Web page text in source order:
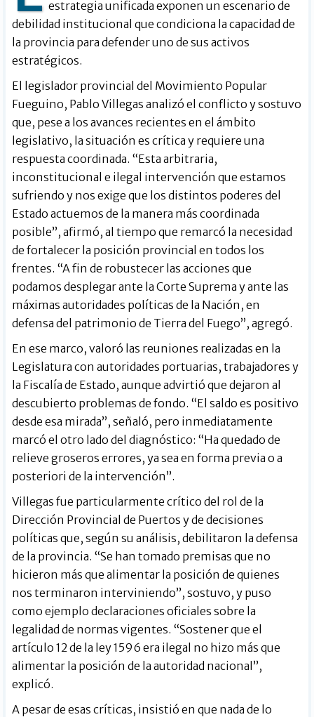
estrategia unificada exponen un escenario de
debilidad institucional que condiciona la capacidad de
la provincia para defender uno de sus activos
estratégicos.
El legislador provincial del Movimiento Popular
Fueguino, Pablo Villegas analizó el conflicto y sostuvo
que, pese a los avances recientes en el ámbito
legislativo, la situación es crítica y requiere una
respuesta coordinada. “Esta arbitraria,
inconstitucional e ilegal intervención que estamos
sufriendo y nos exige que los distintos poderes del
Estado actuemos de la manera más coordinada
posible”, afirmó, al tiempo que remarcó la necesidad
de fortalecer la posición provincial en todos los
frentes. “A fin de robustecer las acciones que
podamos desplegar ante la Corte Suprema y ante las
máximas autoridades políticas de la Nación, en
defensa del patrimonio de Tierra del Fuego”, agregó.
En ese marco, valoró las reuniones realizadas en la
Legislatura con autoridades portuarias, trabajadores y
la Fiscalía de Estado, aunque advirtió que dejaron al
descubierto problemas de fondo. “El saldo es positivo
desde esa mirada”, señaló, pero inmediatamente
marcó el otro lado del diagnóstico: “Ha quedado de
relieve groseros errores, ya sea en forma previa o a
posteriori de la intervención”.
Villegas fue particularmente crítico del rol de la
Dirección Provincial de Puertos y de decisiones
políticas que, según su análisis, debilitaron la defensa
de la provincia. “Se han tomado premisas que no
hicieron más que alimentar la posición de quienes
nos terminaron interviniendo”, sostuvo, y puso
como ejemplo declaraciones oficiales sobre la
legalidad de normas vigentes. “Sostener que el
artículo 12 de la ley 1596 era ilegal no hizo más que
alimentar la posición de la autoridad nacional”,
explicó.
A pesar de esas críticas, insistió en que nada de lo